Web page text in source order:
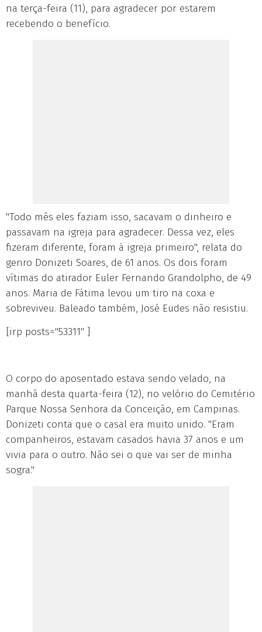
na terça-feira (11), para agradecer por estarem
recebendo o benefício.
"Todo mês eles faziam isso, sacavam o dinheiro e
passavam na igreja para agradecer. Dessa vez, eles
fizeram diferente, foram à igreja primeiro", relata do
genro Donizeti Soares, de 61 anos. Os dois foram
vítimas do atirador Euler Fernando Grandolpho, de 49
anos. Maria de Fátima levou um tiro na coxa e
sobreviveu. Baleado também, José Eudes não resistiu.
[irp posts="53311" ]
O corpo do aposentado estava sendo velado, na
manhã desta quarta-feira (12), no velório do Cemitério
Parque Nossa Senhora da Conceição, em Campinas.
Donizeti conta que o casal era muito unido. "Eram
companheiros, estavam casados havia 37 anos e um
vivia para o outro. Não sei o que vai ser de minha
sogra."